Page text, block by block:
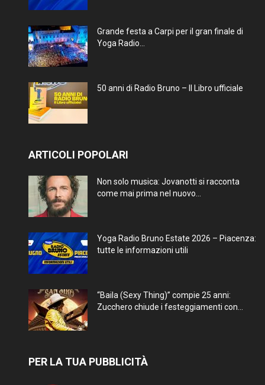
Grande festa a Carpi per il gran finale di
Yoga Radio...
50 anni di Radio Bruno – Il Libro ufficiale
ARTICOLI POPOLARI
Non solo musica: Jovanotti si racconta
come mai prima nel nuovo...
Yoga Radio Bruno Estate 2026 – Piacenza:
tutte le informazioni utili
“Baila (Sexy Thing)” compie 25 anni:
Zucchero chiude i festeggiamenti con...
PER LA TUA PUBBLICITÀ